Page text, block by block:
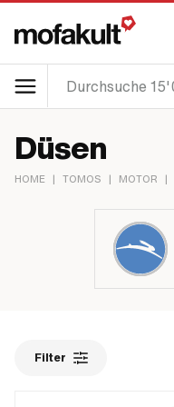
Düsen
HOME | TOMOS | MOTOR |
Filter